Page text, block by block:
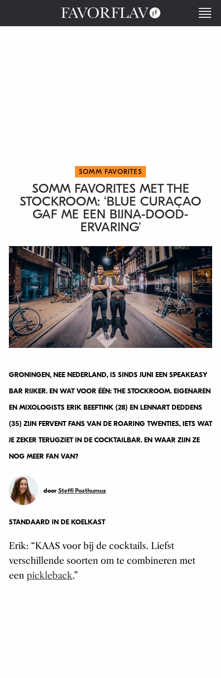
SOMM FAVORITES
SOMM FAVORITES MET THE
STOCKROOM: ‘BLUE CURAÇAO
GAF ME EEN BIJNA-DOOD-
ERVARING’
GRONINGEN, NEE NEDERLAND, IS SINDS JUNI EEN SPEAKEASY
BAR RIJKER. EN WAT VOOR ÉÉN: THE STOCKROOM. EIGENAREN
EN MIXOLOGISTS ERIK BEEFTINK (28) EN LENNART DEDDENS
(35) ZIJN FERVENT FANS VAN DE ROARING TWENTIES, IETS WAT
JE ZEKER TERUGZIET IN DE COCKTAILBAR. EN WAAR ZIJN ZE
NOG MEER FAN VAN?
door Steffi Posthumus
STANDAARD IN DE KOELKAST
Erik: “KAAS voor bij de cocktails. Liefst
verschillende soorten om te combineren met
een pickleback.”